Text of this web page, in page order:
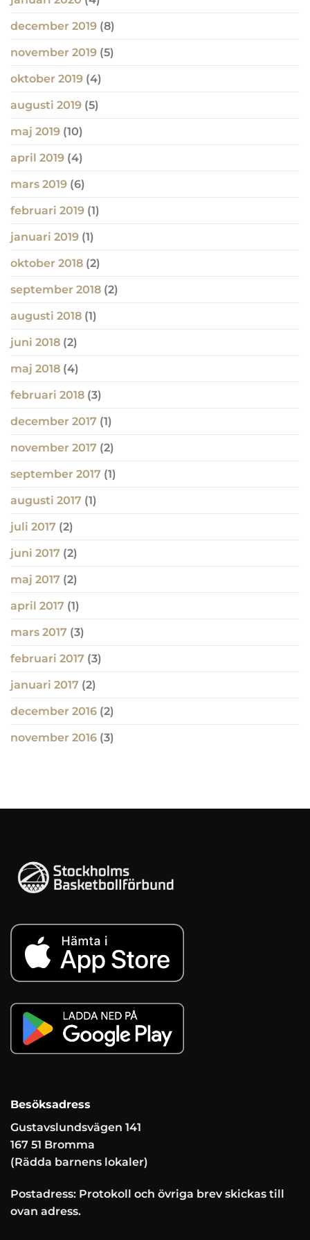
december 2019 (8)
november 2019 (5)
oktober 2019 (4)
augusti 2019 (5)
maj 2019 (10)
april 2019 (4)
mars 2019 (6)
februari 2019 (1)
januari 2019 (1)
oktober 2018 (2)
september 2018 (2)
augusti 2018 (1)
juni 2018 (2)
maj 2018 (4)
februari 2018 (3)
december 2017 (1)
november 2017 (2)
september 2017 (1)
augusti 2017 (1)
juli 2017 (2)
juni 2017 (2)
maj 2017 (2)
april 2017 (1)
mars 2017 (3)
februari 2017 (3)
januari 2017 (2)
december 2016 (2)
november 2016 (3)
Besöksadress
Gustavslundsvägen 141
167 51 Bromma
(Rädda barnens lokaler)
Postadress: Protokoll och övriga brev skickas till
ovan adress.